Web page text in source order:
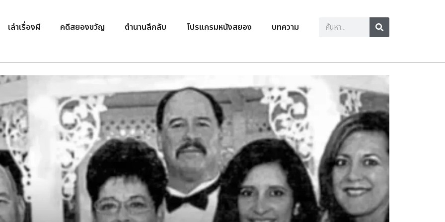
เล่าเรื่องผี คดีสยองขวัญ ตำนานลึกลับ โปรแกรมหนังสยอง บทความ